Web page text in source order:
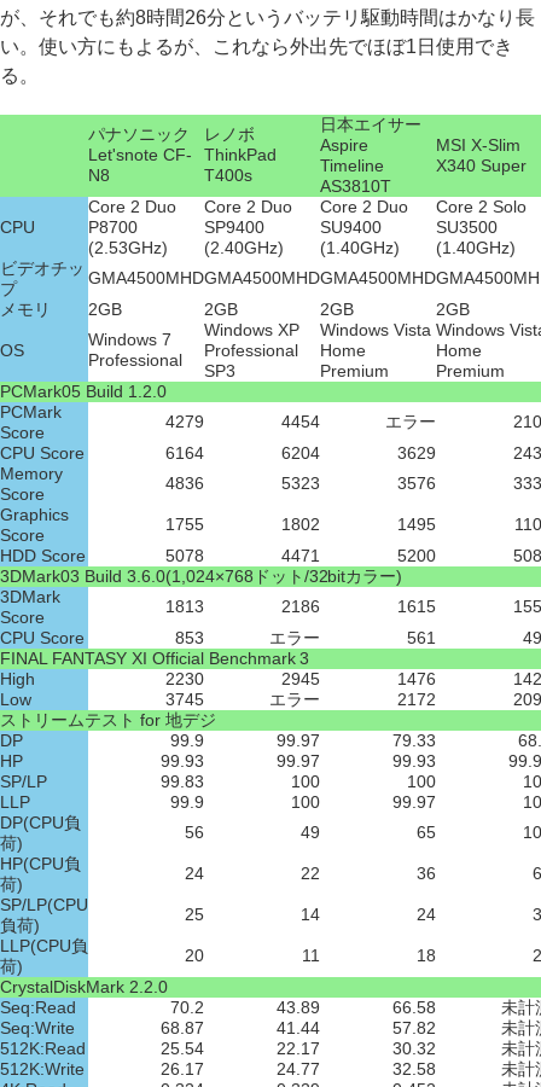
が、それでも約8時間26分というバッテリ駆動時間はかなり長
い。使い方にもよるが、これなら外出先でほぼ1日使用でき
る。
パナソニック
Let'snote CF-
N8
レノボ
ThinkPad
T400s
日本エイサー
Aspire
Timeline
AS3810T
MSI X-Slim
X340 Super
CPU
Core 2 Duo
P8700
(2.53GHz)
Core 2 Duo
SP9400
(2.40GHz)
Core 2 Duo
SU9400
(1.40GHz)
Core 2 Solo
SU3500
(1.40GHz)
ビデオチッ
プ
GMA4500MHDGMA4500MHDGMA4500MHD
メモリ
2GB 2GB 2GB 2GB
OS
Windows 7
Professional
Windows XP
Professional
SP3
Windows Vista
Home
Premium
Windows
Home
Premium
PCMark05 Build 1.2.0
PCMark
Score
4279 4454 エラー
CPU Score
6164 6204 3629
Memory
Score
4836 5323 3576
Graphics
Score
1755 1802 1495
HDD Score
5078 4471 5200
3DMark03 Build 3.6.0(1,024×768ドット/32bitカラー)
3DMark
Score
1813 2186 1615
CPU Score
853 エラー 561
FINAL FANTASY XI Official Benchmark 3
High
2230 2945 1476
Low
3745 エラー 2172
ストリームテスト for 地デジ
DP
99.9 99.97 79.33
HP
99.93 99.97 99.93
SP/LP
99.83 100 100
LLP
99.9 100 99.97
DP(CPU負
荷)
56 49 65
HP(CPU負
荷)
24 22 36
SP/LP(CPU
負荷)
25 14 24
LLP(CPU負
荷)
20 11 18
CrystalDiskMark 2.2.0
Seq:Read
70.2 43.89 66.58
未計
Seq:Write
68.87 41.44 57.82
未計
512K:Read
25.54 22.17 30.32
未計
512K:Write
26.17 24.77 32.58
未計